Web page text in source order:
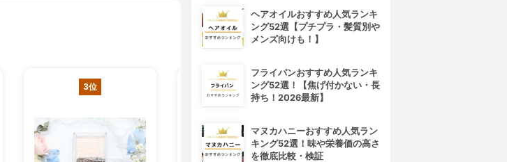
3位
ヘアオイルおすすめ人気ランキ
ング52選【プチプラ・髪質別や
メンズ向けも！】
フライパンおすすめ人気ランキ
ング52選！【焦げ付かない・長
持ち！2026最新】
マヌカハニーおすすめ人気ラン
キング52選！味や栄養価の高さ
を徹底比較・検証